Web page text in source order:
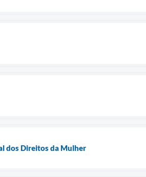
dos Direitos da Mulher